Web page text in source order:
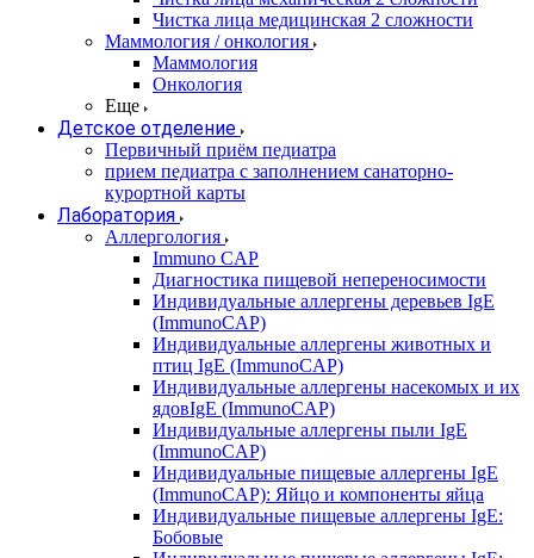
Чистка лица медицинская 2 сложности
Маммология / онкология
Маммология
Онкология
Еще
Детское отделение
Первичный приём педиатра
прием педиатра с заполнением санаторно-
курортной карты
Лаборатория
Аллергология
Immuno CAP
Диагностика пищевой непереносимости
Индивидуальные аллергены деревьев IgE
(ImmunoCAP)
Индивидуальные аллергены животных и
птиц IgE (ImmunoCAP)
Индивидуальные аллергены насекомых и их
ядовIgE (ImmunoCAP)
Индивидуальные аллергены пыли IgE
(ImmunoCAP)
Индивидуальные пищевые аллергены IgE
(ImmunoCAP): Яйцо и компоненты яйца
Индивидуальные пищевые аллергены IgE:
Бобовые